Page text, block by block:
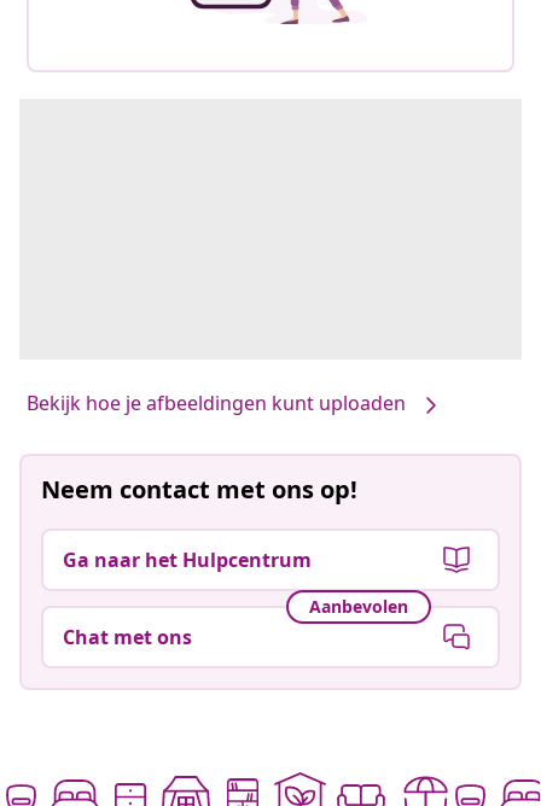
Bekijk hoe je afbeeldingen kunt uploaden
Neem contact met ons op!
Ga naar het Hulpcentrum
Aanbevolen
Chat met ons